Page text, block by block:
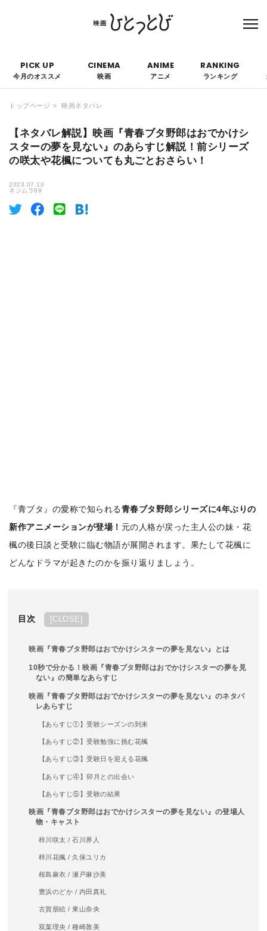
て優遇されることはありません。
PICK UP
今月のオススメ
CINEMA
映画
ANIME
アニメ
RANKING
ランキング
トップページ 映画ネタバレ
【ネタバレ解説】映画『青春ブタ野郎はおでかけシ
スターの夢を見ない』のあらすじ解説！前シリーズ
の咲太や花楓についても丸ごとおさらい！
2023.07.10
ネジムラ89
『青ブタ』の愛称で知られる青春ブタ野郎シリーズに4年ぶりの
新作アニメーションが登場！ 元の人格が戻った主人公の妹・花
楓の後日談と受験に臨む物語が展開されます。果たして花楓に
どんなドラマが起きたのかを振り返りましょう。
目次 CLOSE
映画『青春ブタ野郎はおでかけシスターの夢を見ない』とは
10秒で分かる！映画『青春ブタ野郎はおでかけシスターの夢を見
ない』の簡単なあらすじ
映画『青春ブタ野郎はおでかけシスターの夢を見ない』のネタバ
レあらすじ
【あらすじ①】受験シーズンの到来
【あらすじ②】受験勉強に挑む花楓
【あらすじ③】受験日を迎える花楓
【あらすじ④】卯月との出会い
【あらすじ⑤】受験の結果
映画『青春ブタ野郎はおでかけシスターの夢を見ない』の登場人
物・キャスト
梓川咲太 / 石川界人
梓川花楓 / 久保ユリカ
桜島麻衣 / 瀬戸麻沙美
豊浜のどか / 内田真礼
古賀朋絵 / 東山奈央
双葉理央 / 種崎敦美